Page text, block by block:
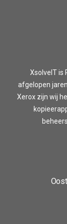
XsolveIT is
afgelopen
Xerox zijn wij